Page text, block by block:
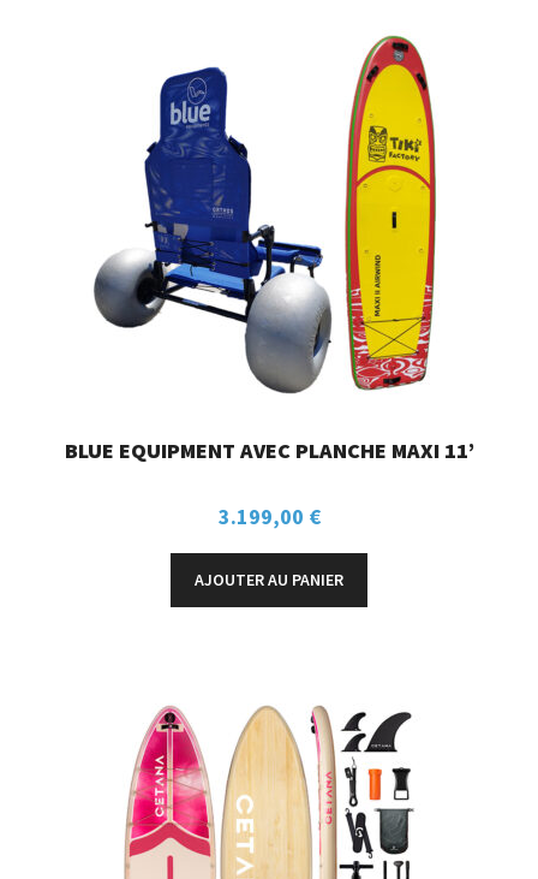
BLUE EQUIPMENT AVEC PLANCHE MAXI 11’
3.199,00 €
AJOUTER AU PANIER